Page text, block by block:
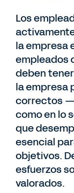
Los
la empresa
empleados
deben
la empresa
correctos
como en lo
que
esencial
objetivos.
esfuerzos
valorados.